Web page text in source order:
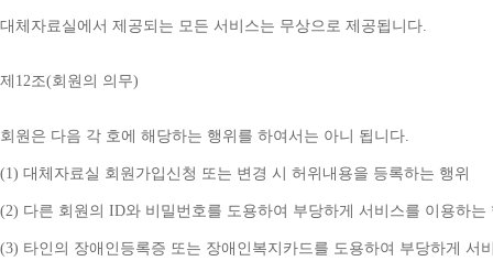
대체자료실에서 제공되는 모든 서비스는 무상으로 제공됩니다.
제 12조(회원의 의무)
회원은 다음 각 호에 해당하는 행위를 하여서는 아니 됩니다.
(1) 대체자료실 회원가입신청 또는 변경 시 허위내용을 등록하는 행위
(2) 다른 회원의 ID와 비밀번호를 도용하여 부당하게 서비스를 이용하는
(3) 타인의 장애인등록증 또는 장애인복지카드를 도용하여 부당하게 서